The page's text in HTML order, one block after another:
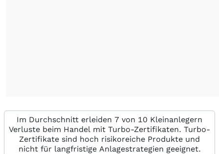
Im Durchschnitt erleiden 7 von 10 Kleinanlegern
Verluste beim Handel mit Turbo-Zertifikaten. Turbo-
Zertifikate sind hoch risikoreiche Produkte und
nicht für langfristige Anlagestrategien geeignet.